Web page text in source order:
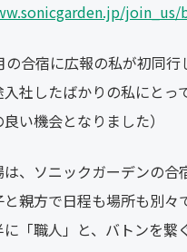
join_us/
合宿に広報の私が初同行
入社したばかりの私にと
い機会となりました）
、ソニックガーデンの合
親方で日程も場所も別
「職人」と、バトンを繋